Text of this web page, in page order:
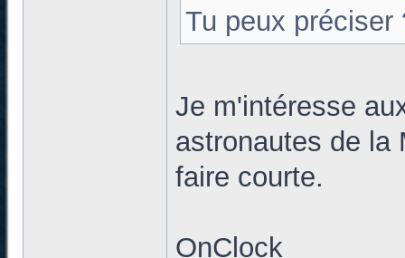
Tu peux
Je m'intéresse
astronautes de la
faire courte.
OnClock